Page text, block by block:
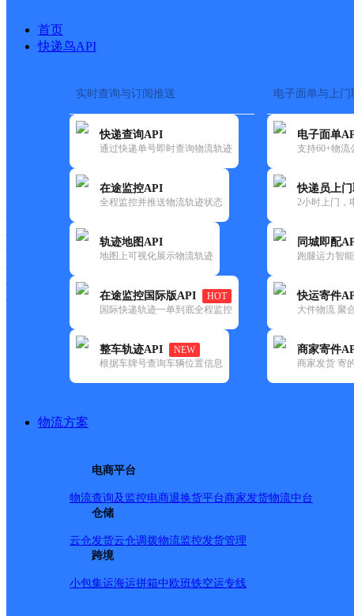
首页
快递鸟API
实时查询与订阅推送
快递查询API
通过快递单号即时查询物流轨迹
在途监控API
全程监控并推送物流轨迹状态
轨迹地图API
地图上可视化展示物流轨迹
在途监控国际版API
HOT
国际快递轨迹一单到底全程监控
整车轨迹API
NEW
根据车牌号查询车辆位置信息
电子面单与上门
电子面单
支持60+物流
快递员上
2小时上门，
同城即配
跑腿运力智
快运寄件
大件物流 聚
商家寄件
商家发货 寄
物流方案
电商平台
物流查询及监控电商退换货平台商家发货物流中台
仓储
云仓发货云仓调拨物流监控发货管理
跨境
小包集运海运拼箱中欧班铁空运专线
快递大全 > 快递网点
快递大全 快运大全
网点筛选
已选
圆通速递(16) 韵达速递(32)
速尔快递,抚州市,快递网
宜黄A